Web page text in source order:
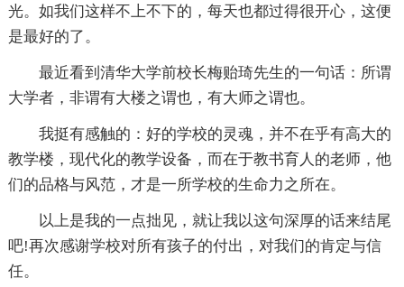
光。如我们这样不上不下的，每天也都过得很开心，这便
是最好的了。
最近看到清华大学前校长梅贻琦先生的一句话：所谓
大学者，非谓有大楼之谓也，有大师之谓也。
我挺有感触的：好的学校的灵魂，并不在乎有高大的
教学楼，现代化的教学设备，而在于教书育人的老师，他
们的品格与风范，才是一所学校的生命力之所在。
以上是我的一点拙见，就让我以这句深厚的话来结尾
吧!再次感谢学校对所有孩子的付出，对我们的肯定与信
任。